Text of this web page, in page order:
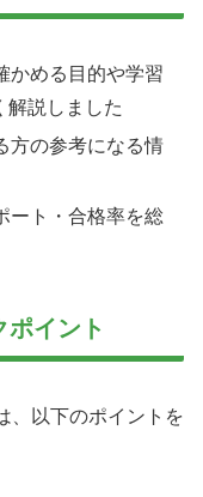
かめる目的や学習
解説しました
方の参考になる情
ート・合格率を総
イント
、以下のポイントを